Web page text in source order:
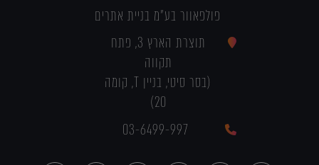
פולפאוור בע"מ בניית אתרים
תוצרת הארץ 3, פתח
תקווה
(בסר סיטי, בניין T, קומה
20)
03-6499-997